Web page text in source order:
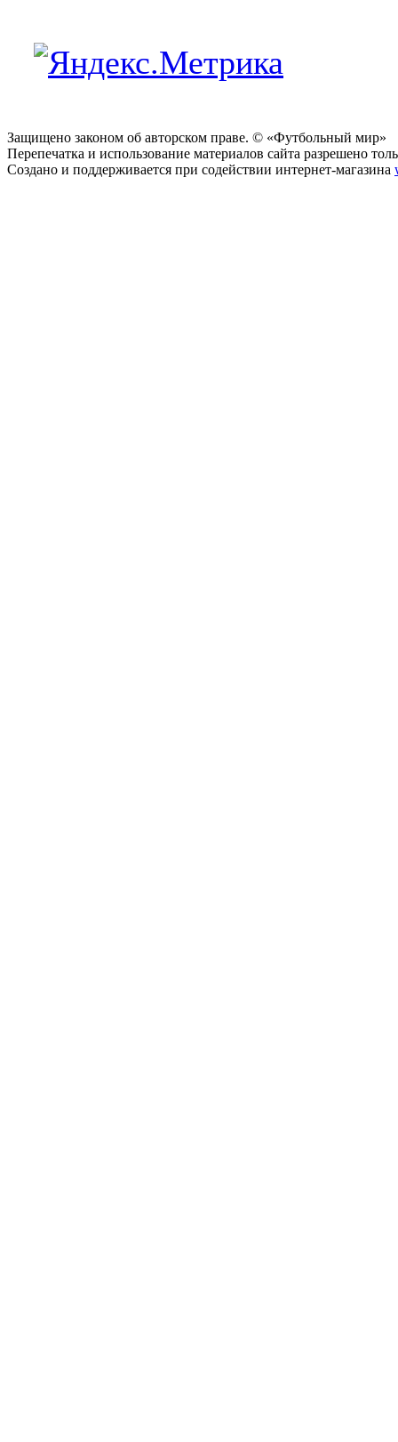
Защищено законом об авторском праве. © «Футбольный мир»
Перепечатка и использование материалов сайта разрешено
Создано и поддерживается при содействии интернет-магазина